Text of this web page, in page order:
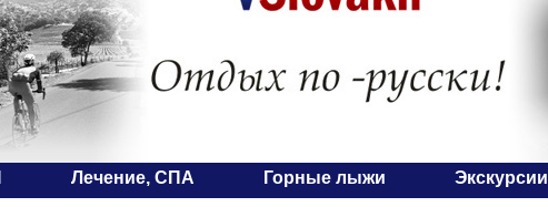
Лечение, СПА Горные лыжи Экскурсии